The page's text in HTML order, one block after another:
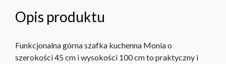
Opis produktu
Funkcjonalna górna szafka kuchenna Monia o
szerokości 45 cm i wysokości 100 cm to praktyczny i